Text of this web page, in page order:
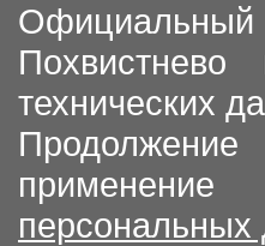
технических
персональных